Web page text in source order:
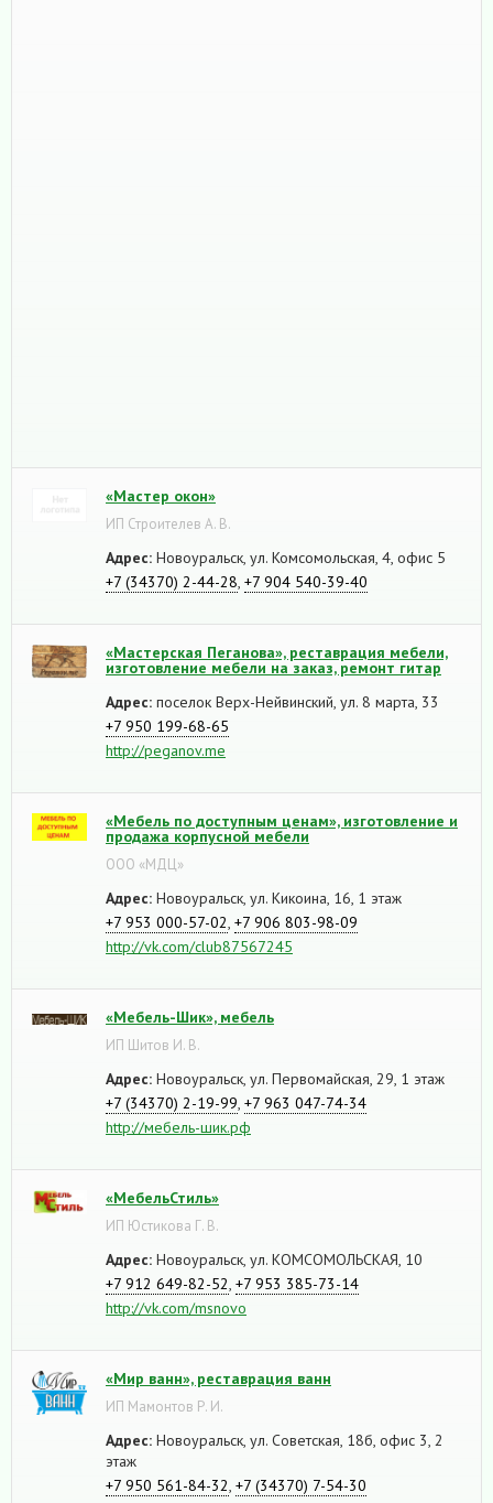
«Мастер окон»
ИП Строителев А. В.
Адрес: Новоуральск, ул. Комсомольская, 4, офис 5
+7 (34370) 2-44-28 +7 904 540-39-40
«Мастерская Пеганова», реставрация мебели,
изготовление мебели на заказ, ремонт гитар
Адрес: поселок Верх-Нейвинский, ул. 8 марта, 33
+7 950 199-68-65
http://peganov.me
«Мебель по доступным ценам», изготовление и
продажа корпусной мебели
ООО «МДЦ»
Адрес: Новоуральск, ул. Кикоина, 16, 1 этаж
+7 953 000-57-02 +7 906 803-98-09
http://vk.com/club87567245
«Мебель-Шик», мебель
ИП Шитов И. В.
Адрес: Новоуральск, ул. Первомайская, 29, 1 этаж
+7 (34370) 2-19-99 +7 963 047-74-34
http://мебель-шик.рф
«МебельСтиль»
ИП Юстикова Г. В.
Адрес: Новоуральск, ул. КОМСОМОЛЬСКАЯ, 10
+7 912 649-82-52 +7 953 385-73-14
http://vk.com/msnovo
«Мир ванн», реставрация ванн
ИП Мамонтов Р. И.
Адрес: Новоуральск, ул. Советская, 18б, офис 3, 2
этаж
+7 950 561-84-32 +7 (34370) 7-54-30